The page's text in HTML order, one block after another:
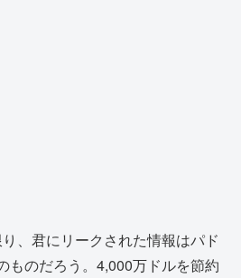
、君にリークされた情報はパド
ものだろう。4,000万ドルを節約